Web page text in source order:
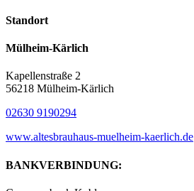
Standort
Mülheim-Kärlich
Kapellenstraße 2
56218 Mülheim-Kärlich
02630 9190294
www.altesbrauhaus-muelheim-kaerlich.de
BANKVERBINDUNG: